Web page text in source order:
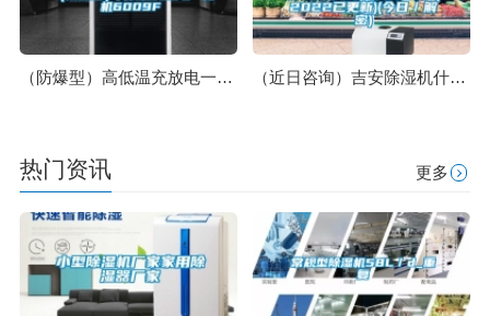
（防爆型）高低温充放电一体机6009F （近日咨询）吉安除湿机什么牌子品质好非标定制(2022已更新)(今日／解密)
热门资讯 更多